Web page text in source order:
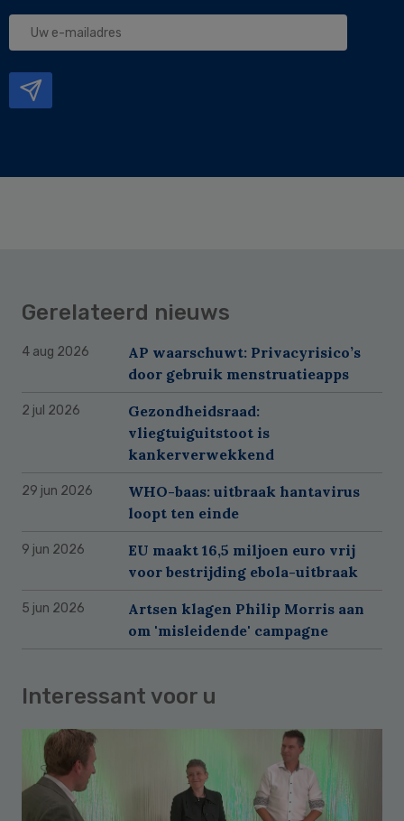
Uw
Gerelateerd nieuws
4 aug 2026
AP waarschuwt: Privacyrisico’s
door gebruik menstruatieapps
2 jul 2026
Gezondheidsraad:
vliegtuiguitstoot is
kankerverwekkend
29 jun 2026
WHO-baas: uitbraak hantavirus
loopt ten einde
9 jun 2026
EU maakt 16,5 miljoen euro vrij
voor bestrijding ebola-uitbraak
5 jun 2026
Artsen klagen Philip Morris aan
om 'misleidende' campagne
Interessant voor u